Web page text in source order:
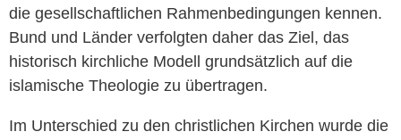
die gesellschaftlichen Rahmenbedingungen kennen.
Bund und Länder verfolgten daher das Ziel, das
historisch kirchliche Modell grundsätzlich auf die
islamische Theologie zu übertragen.
Im Unterschied zu den christlichen Kirchen wurde die